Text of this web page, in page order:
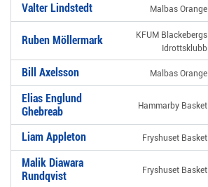
Valter Lindstedt Malbas Orange
Ruben Möllermark
KFUM Blackebergs
Idrottsklubb
Bill Axelsson Malbas Orange
Elias Englund
Ghebreab
Hammarby Basket
Liam Appleton Fryshuset Basket
Malik Diawara
Rundqvist
Fryshuset Basket